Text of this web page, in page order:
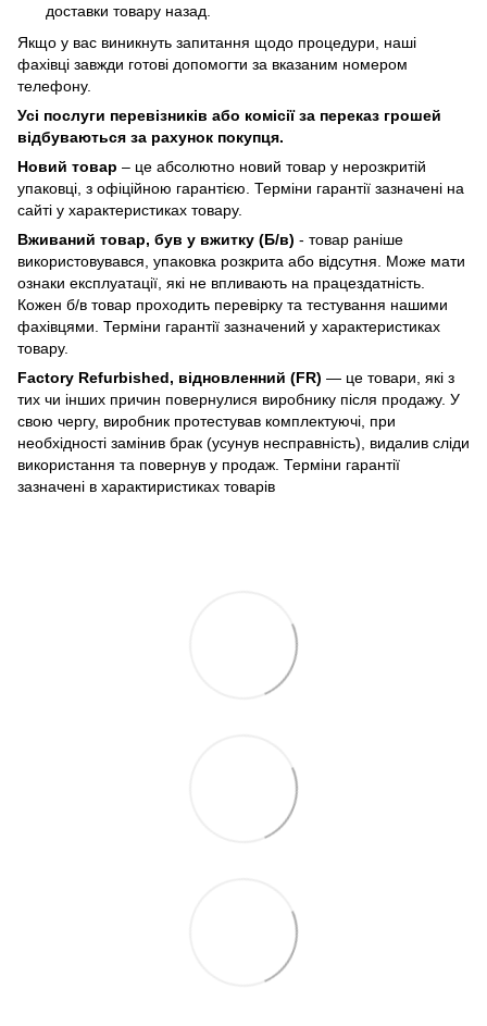
доставки товару назад.
Якщо у вас виникнуть запитання щодо процедури, наші
фахівці завжди готові допомогти за вказаним номером
телефону.
Усі послуги перевізників або комісії за переказ грошей
відбуваються за рахунок покупця.
Новий товар – це абсолютно новий товар у нерозкритій
упаковці, з офіційною гарантією. Терміни гарантії зазначені на
сайті у характеристиках товару.
Вживаний товар, був у вжитку (Б/в) - товар раніше
використовувався, упаковка розкрита або відсутня. Може мати
ознаки експлуатації, які не впливають на працездатність.
Кожен б/в товар проходить перевірку та тестування нашими
фахівцями. Терміни гарантії зазначений у характеристиках
товару.
Factory Refurbished, відновленний (FR) — це товари, які з
тих чи інших причин повернулися виробнику після продажу. У
свою чергу, виробник протестував комплектуючі, при
необхідності замінив брак (усунув несправність), видалив сліди
використання та повернув у продаж. Терміни гарантії
зазначені в характиристиках товарів